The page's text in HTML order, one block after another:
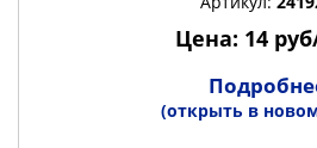
Цена: 14
(открыть в